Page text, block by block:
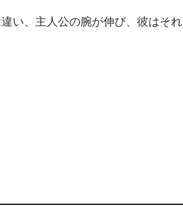
い、主人公の腕が伸び、彼はそれ